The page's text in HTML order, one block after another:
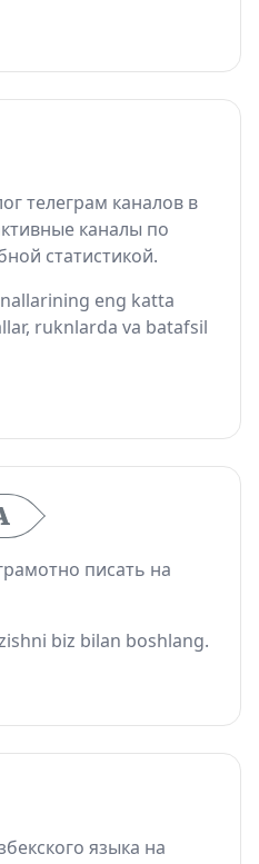
телеграм каналов в
каналы по
статистикой.
eng katta
ruknlarda va batafsil
писать на
biz bilan boshlang.
языка на